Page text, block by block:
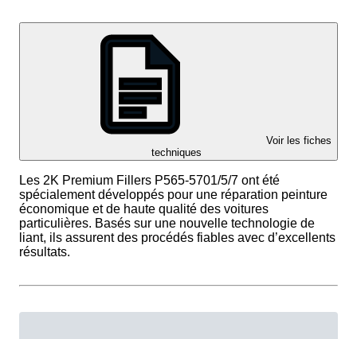
Voir les fiches
techniques
Les 2K Premium Fillers P565-5701/5/7 ont été
spécialement développés pour une réparation peinture
économique et de haute qualité des voitures
particulières. Basés sur une nouvelle technologie de
liant, ils assurent des procédés fiables avec d’excellents
résultats.